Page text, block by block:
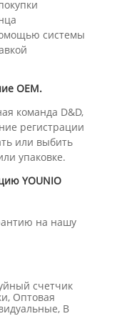
системы
OEM.
команда D&D,
регистрации
или выбить
упаковке.
YOUNIO
на нашу
счетчик
Оптовая
В